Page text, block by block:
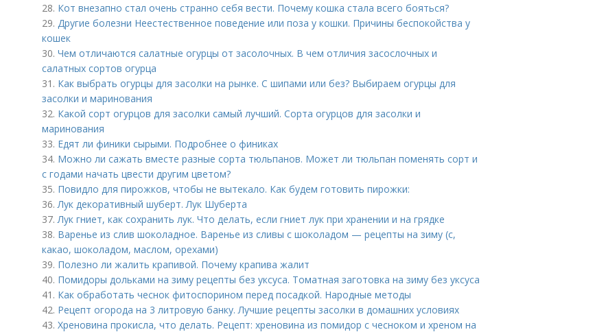
28. Кот внезапно стал очень странно себя вести. Почему кошка стала всего бояться?
29. Другие болезни Неестественное поведение или поза у кошки. Причины беспокойства у
кошек
30. Чем отличаются салатные огурцы от засолочных. В чем отличия засослочных и
салатных сортов огурца
31. Как выбрать огурцы для засолки на рынке. С шипами или без? Выбираем огурцы для
засолки и маринования
32. Какой сорт огурцов для засолки самый лучший. Сорта огурцов для засолки и
маринования
33. Едят ли финики сырыми. Подробнее о финиках
34. Можно ли сажать вместе разные сорта тюльпанов. Может ли тюльпан поменять сорт и
с годами начать цвести другим цветом?
35. Повидло для пирожков, чтобы не вытекало. Как будем готовить пирожки:
36.Лук декоративный шуберт. Лук Шуберта
37.Лук гниет, как сохранить лук. Что делать, если гниет лук при хранении и на грядке
38. Варенье из слив шоколадное. Варенье из сливы с шоколадом — рецепты на зиму (с,
какао, шоколадом, маслом, орехами)
39. Полезно ли жалить крапивой. Почему крапива жалит
40. Помидоры дольками на зиму рецепты без уксуса. Томатная заготовка на зиму без уксуса
41. Как обработать чеснок фитоспорином перед посадкой. Народные методы
42. Рецепт огорода на 3 литровую банку. Лучшие рецепты засолки в домашних условиях
43. Хреновина прокисла, что делать. Рецепт: хреновина из помидор с чесноком и хреном на